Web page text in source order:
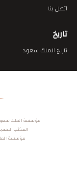
اتصل بنا
تاريخ
تاريخ الملك سعود
مؤسسة الملك سعود
المكتب
مؤسسة